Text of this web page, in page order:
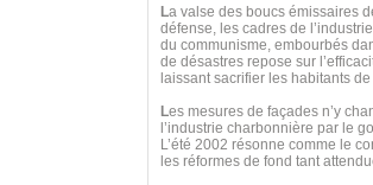
La valse des boucs émissaires
défense, les cadres de
du communisme, embourbés
de désastres repose sur
laissant sacrifier les habitants
Les mesures de façades n’y
l’industrie charbonnière par le
L’été 2002 résonne comme le
les réformes de fond tant